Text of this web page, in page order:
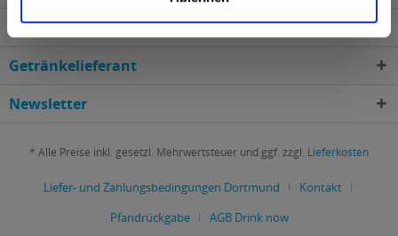
Shop Service
Getränkelieferant
Newsletter
* Alle Preise inkl. gesetzl. Mehrwertsteuer und ggf. zzgl. Lieferkosten
Liefer- und Zahlungsbedingungen Dortmund
Kontakt
Pfandrückgabe
AGB Drink now